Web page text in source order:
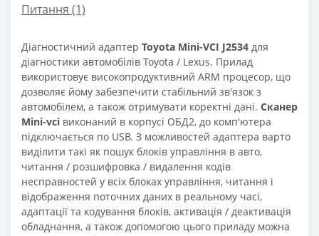
Питання (1)
Діагностичний адаптер Toyota Mini-VCI J2534 для
діагностики автомобілів Toyota / Lexus. Прилад
використовує високопродуктивний ARM процесор, що
дозволяє йому забезпечити стабільний зв'язок з
автомобілем, а також отримувати коректні дані. Сканер
Mini-vci виконаний в корпусі ОБД2, до комп'ютера
підключається по USB. З можливостей адаптера варто
виділити такі як пошук блоків управління в авто,
читання / розшифровка / видалення кодів
несправностей у всіх блоках управління, читання і
відображення поточних даних в реальному часі,
адаптації та кодування блоків, активація / деактивація
обладнання, а також допомогою цього приладу можна